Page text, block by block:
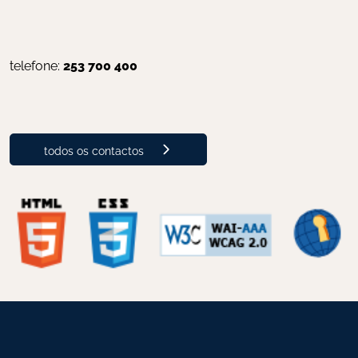
telefone: 253 700 400
todos os contactos